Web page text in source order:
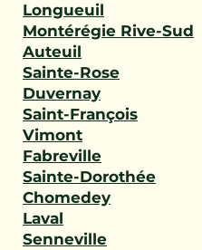
Longueuil
Montérégie Rive-Sud
Auteuil
Sainte-Rose
Duvernay
Saint-François
Vimont
Fabreville
Sainte-Dorothée
Chomedey
Laval
Senneville